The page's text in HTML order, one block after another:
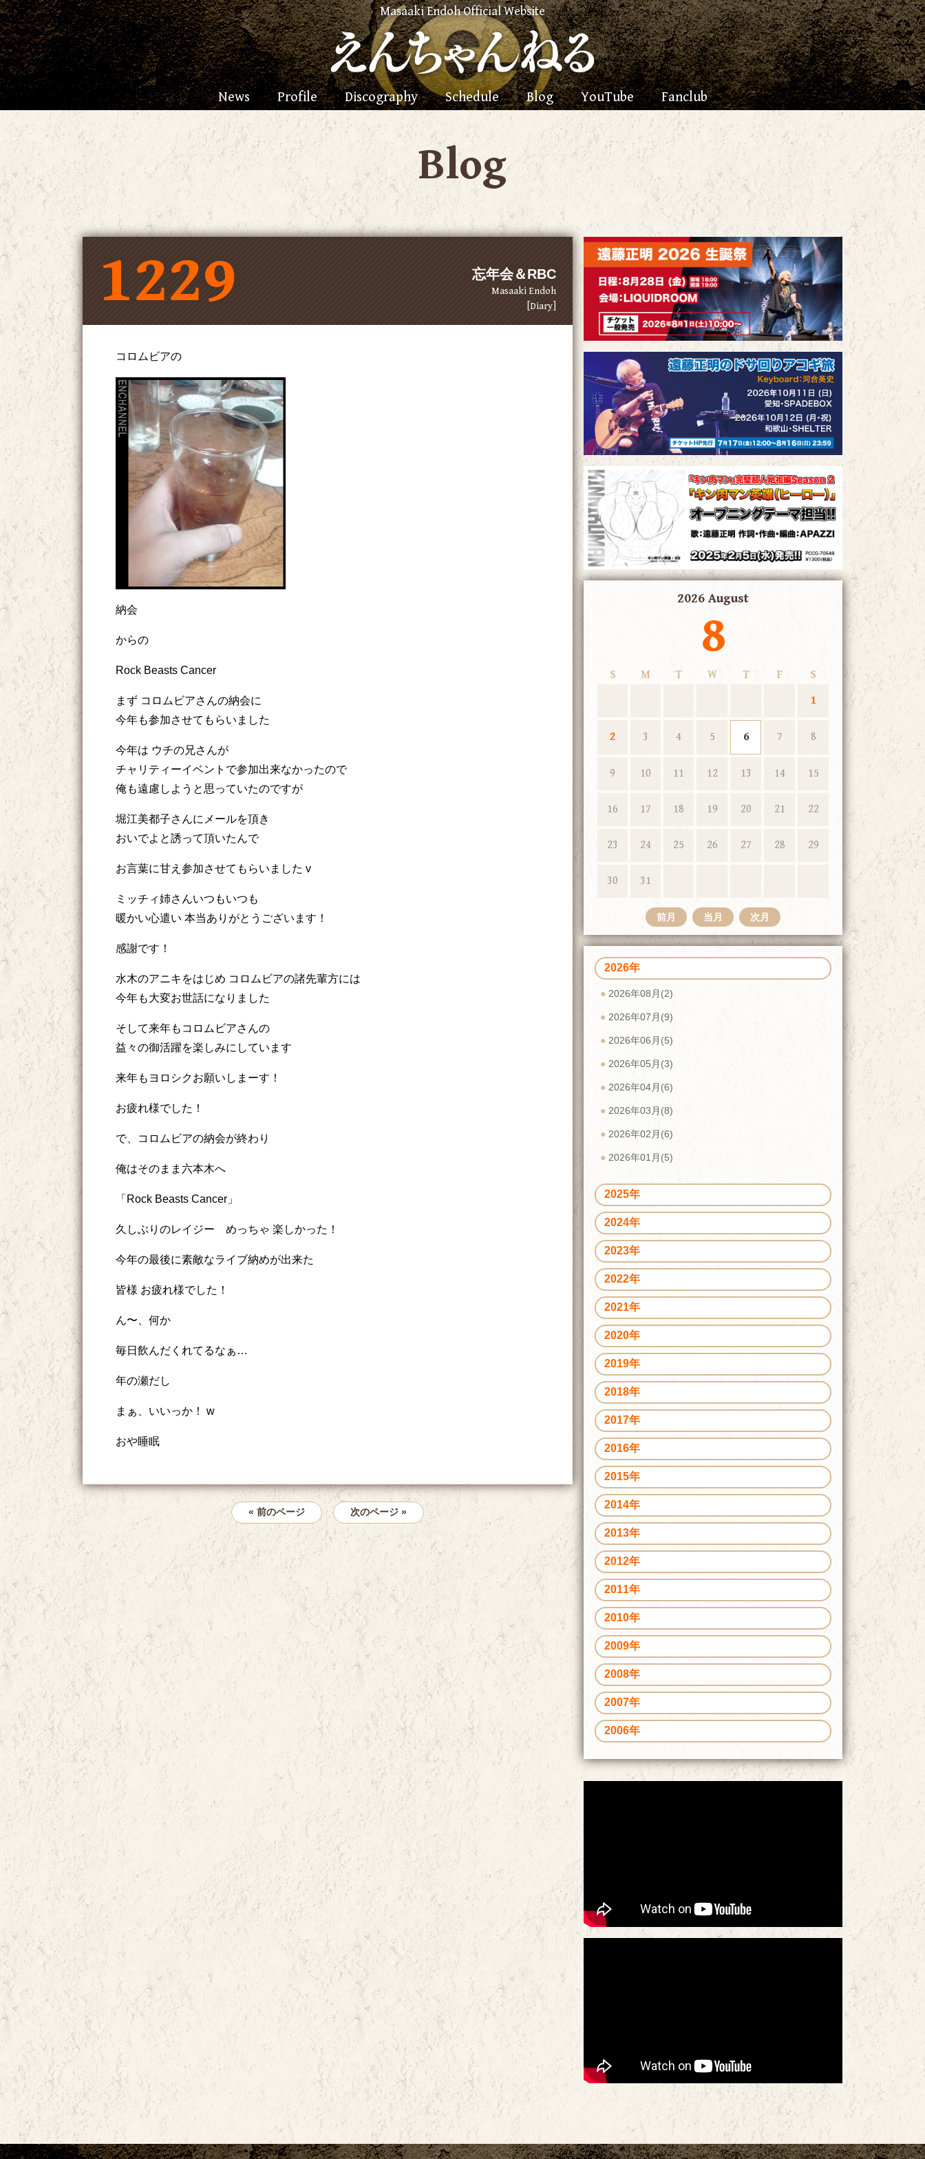
Masaaki Endoh Official Website
News Profile Discography Schedule Blog YouTube Fanclub
Blog
1229 忘年会＆RBC
Masaaki Endoh
[Diary]
コロムビアの
納会
からの
Rock Beasts Cancer
まず コロムビアさんの納会に
今年も参加させてもらいました
今年は ウチの兄さんが
チャリティーイベントで参加出来なかったので
俺も遠慮しようと思っていたのですが
堀江美都子さんにメールを頂き
おいでよと誘って頂いたんで
お言葉に甘え参加させてもらいました v
ミッチィ姉さんいつもいつも
暖かい心遣い 本当ありがとうございます！
感謝です！
水木のアニキをはじめ コロムビアの諸先輩方には
今年も大変お世話になりました
そして来年もコロムビアさんの
益々の御活躍を楽しみにしています
来年もヨロシクお願いしまーす！
お疲れ様でした！
で、コロムビアの納会が終わり
俺はそのまま六本木へ
「Rock Beasts Cancer」
久しぶりのレイジー めっちゃ 楽しかった！
今年の最後に素敵なライブ納めが出来た
皆様 お疲れ様でした！
ん〜、何か
毎日飲んだくれてるなぁ…
年の瀬だし
まぁ、いいっか！ w
おや睡眠
« 前のページ 次のページ »
2026 August
8
S M T W T F
S
1
2 3 4 5 6 7 8
9 10 11 12 13 14 15
16 17 18 19 20 21 22
23 24 25 26 27 28 29
30 31
前月 当月 次月
2026年
2026年08月(2)
2026年07月(9)
2026年06月(5)
2026年05月(3)
2026年04月(6)
2026年03月(8)
2026年02月(6)
2026年01月(5)
2025年
2024年
2023年
2022年
2021年
2020年
2019年
2018年
2017年
2016年
2015年
2014年
2013年
2012年
2011年
2010年
2009年
2008年
2007年
2006年